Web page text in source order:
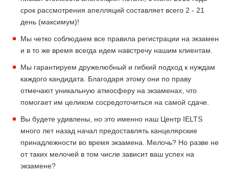
срок рассмотрения апелляций составляет всего 2 - 21
день (максимум)!
Мы четко соблюдаем все правила регистрации на экзамен
и в то же время всегда идем навстречу нашим клиентам.
Мы гарантируем дружелюбный и гибкий подход к нуждам
каждого кандидата. Благодаря этому они по праву
отмечают уникальную атмосферу на экзаменах, что
помогает им целиком сосредоточиться на самой сдаче.
Вы будете удивлены, но это именно наш Центр IELTS
много лет назад начал предоставлять канцелярские
принадлежности во время экзамена. Мелочь? Но разве не
от таких мелочей в том числе зависит ваш успех на
экзамене?